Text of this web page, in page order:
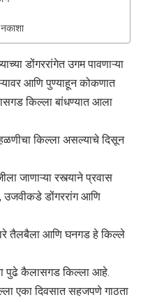
डोंगररांगेत उगम पावणाऱ्या
आणि पुण्याहून कोकणात
किल्ला बांधण्यात आला
किल्ला असल्याचे दिसून
जाणाऱ्या रस्त्याने प्रवास
उजवीकडे डोंगररांग आणि
तैलबैला आणि घनगड हे किल्ले
पुढे कैलासगड किल्ला आहे.
एका दिवसात सहजपणे गाठता